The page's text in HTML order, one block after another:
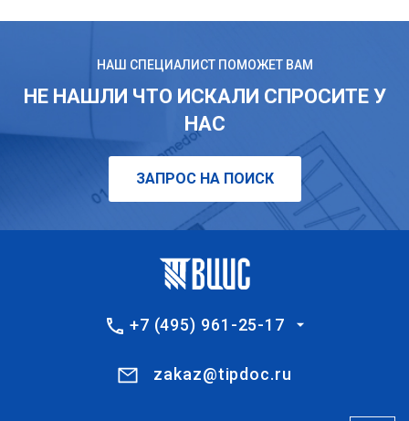
НАШ СПЕЦИАЛИСТ ПОМОЖЕТ ВАМ
НЕ НАШЛИ ЧТО ИСКАЛИ СПРОСИТЕ У
НАС
ЗАПРОС НА ПОИСК
+7 (495) 961-25-17
zakaz@tipdoc.ru